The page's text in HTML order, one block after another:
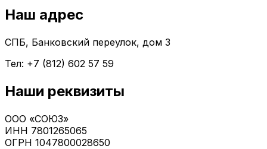
Наш адрес
СПБ, Банковский переулок, дом 3
Тел: +7 (812) 602 57 59
Наши реквизиты
ООО «СОЮЗ»
ИНН 7801265065
ОГРН 1047800028650